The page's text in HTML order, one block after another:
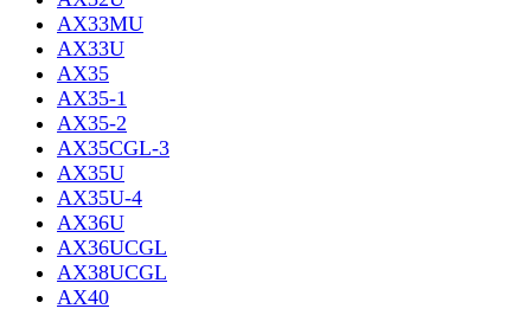
AX33MU
AX33U
AX35
AX35-1
AX35-2
AX35CGL-3
AX35U
AX35U-4
AX36U
AX36UCGL
AX38UCGL
AX40